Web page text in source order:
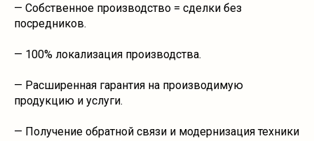
— Собственное производство = сделки без
посредников.
— 100% локализация производства.
— Расширенная гарантия на производимую
продукцию и услуги.
— Получение обратной связи и модернизация техники